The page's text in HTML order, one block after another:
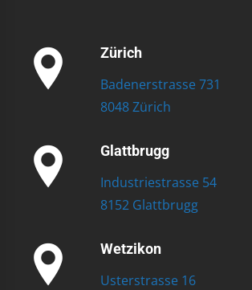
Zürich
Badenerstrasse 731
8048 Zürich
Glattbrugg
Industriestrasse 54
8152 Glattbrugg
Wetzikon
Usterstrasse 16